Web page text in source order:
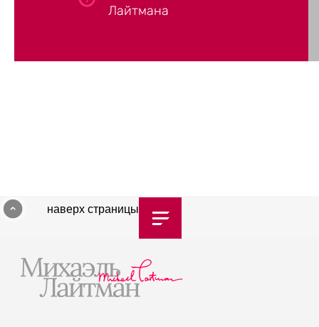
Лайтмана
наверх страницы